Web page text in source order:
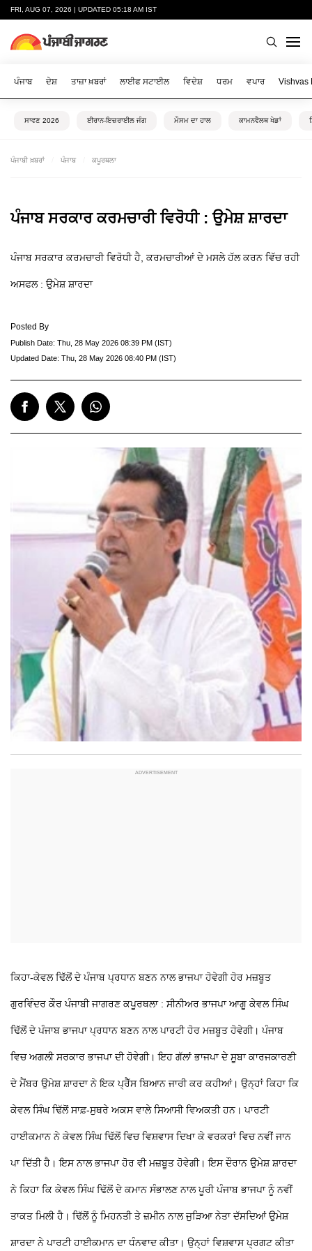
FRI, AUG 07, 2026 | UPDATED 05:18 AM IST
ਪੰਜਾਬ ਦੇਸ਼ ਤਾਜ਼ਾ ਖ਼ਬਰਾਂ ਲਾਈਫ ਸਟਾਈਲ ਵਿਦੇਸ਼ ਧਰਮ ਵਪਾਰ Vishvas
ਸਾਵਣ 2026 ਈਰਾਨ-ਇਜ਼ਰਾਈਲ ਜੰਗ ਮੌਸਮ ਦਾ ਹਾਲ ਕਾਮਨਵੈਲਥ ਖੇਡਾਂ
ਪੰਜਾਬੀ ਖ਼ਬਰਾਂ ਪੰਜਾਬ ਕਪੂਰਥਲਾ
ਪੰਜਾਬ ਸਰਕਾਰ ਕਰਮਚਾਰੀ ਵਿਰੋਧੀ : ਉਮੇਸ਼ ਸ਼ਾਰਦਾ
ਪੰਜਾਬ ਸਰਕਾਰ ਕਰਮਚਾਰੀ ਵਿਰੋਧੀ ਹੈ, ਕਰਮਚਾਰੀਆਂ ਦੇ ਮਸਲੇ ਹੱਲ ਕਰਨ ਵਿੱਚ ਰਹੀ
ਅਸਫਲ : ਉਮੇਸ਼ ਸ਼ਾਰਦਾ
Posted By
Publish Date: Thu, 28 May 2026 08:39 PM (IST)
Updated Date: Thu, 28 May 2026 08:40 PM (IST)
ਕਿਹਾ-ਕੇਵਲ ਢਿੱਲੋਂ ਦੇ ਪੰਜਾਬ ਪ੍ਰਧਾਨ ਬਣਨ ਨਾਲ ਭਾਜਪਾ ਹੋਵੇਗੀ ਹੋਰ ਮਜ਼ਬੂਤ
ਗੁਰਵਿੰਦਰ ਕੌਰ ਪੰਜਾਬੀ ਜਾਗਰਣਕਪੂਰਥਲਾ : ਸੀਨੀਅਰ ਭਾਜਪਾ ਆਗੂ ਕੇਵਲ ਸਿੰਘ
ਢਿੱਲੋਂ ਦੇ ਪੰਜਾਬ ਭਾਜਪਾ ਪ੍ਰਧਾਨ ਬਣਨ ਨਾਲ ਪਾਰਟੀ ਹੋਰ ਮਜ਼ਬੂਤ ਹੋਵੇਗੀ। ਪੰਜਾਬ
ਵਿਚ ਅਗਲੀ ਸਰਕਾਰ ਭਾਜਪਾ ਦੀ ਹੋਵੇਗੀ। ਇਹ ਗੱਲਾਂ ਭਾਜਪਾ ਦੇ ਸੂਬਾ ਕਾਰਜਕਾਰਣੀ
ਦੇ ਮੈਂਬਰ ਉਮੇਸ਼ ਸ਼ਾਰਦਾ ਨੇ ਇਕ ਪ੍ਰੈੱਸ ਬਿਆਨ ਜਾਰੀ ਕਰ ਕਹੀਆਂ। ਉਨ੍ਹਾਂ ਕਿਹਾ ਕਿ
ਕੇਵਲ ਸਿੰਘ ਢਿੱਲੋਂ ਸਾਫ਼-ਸੁਥਰੇ ਅਕਸ ਵਾਲੇ ਸਿਆਸੀ ਵਿਅਕਤੀ ਹਨ। ਪਾਰਟੀ
ਹਾਈਕਮਾਨ ਨੇ ਕੇਵਲ ਸਿੰਘ ਢਿੱਲੋਂ ਵਿਚ ਵਿਸ਼ਵਾਸ ਦਿਖਾ ਕੇ ਵਰਕਰਾਂ ਵਿਚ ਨਵੀਂ ਜਾਨ
ਪਾ ਦਿੱਤੀ ਹੈ। ਇਸ ਨਾਲ ਭਾਜਪਾ ਹੋਰ ਵੀ ਮਜ਼ਬੂਤ ਹੋਵੇਗੀ। ਇਸ ਦੌਰਾਨ ਉਮੇਸ਼ ਸ਼ਾਰਦਾ
ਨੇ ਕਿਹਾ ਕਿ ਕੇਵਲ ਸਿੰਘ ਢਿੱਲੋਂ ਦੇ ਕਮਾਨ ਸੰਭਾਲਣ ਨਾਲ ਪੂਰੀ ਪੰਜਾਬ ਭਾਜਪਾ ਨੂੰ ਨਵੀਂ
ਤਾਕਤ ਮਿਲੀ ਹੈ। ਢਿੱਲੋਂ ਨੂੰ ਮਿਹਨਤੀ ਤੇ ਜ਼ਮੀਨ ਨਾਲ ਜੁੜਿਆ ਨੇਤਾ ਦੱਸਦਿਆਂ ਉਮੇਸ਼
ਸ਼ਾਰਦਾ ਨੇ ਪਾਰਟੀ ਹਾਈਕਮਾਨ ਦਾ ਧੰਨਵਾਦ ਕੀਤਾ। ਉਨ੍ਹਾਂ ਵਿਸ਼ਵਾਸ ਪ੍ਰਗਟ ਕੀਤਾ